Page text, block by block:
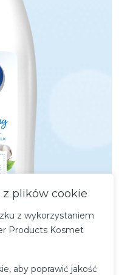
plików cookie
z wykorzystaniem
Products Kosmet
aby poprawić jakość